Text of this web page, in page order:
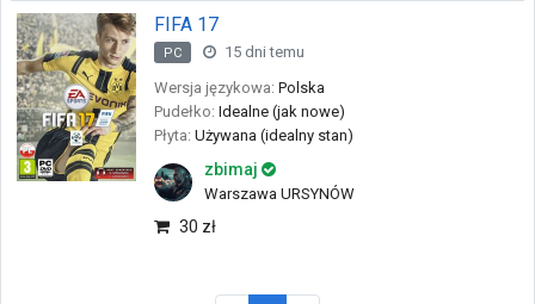
FIFA 17
PC
15 dni temu
Wersja językowa: Polska
Pudełko: Idealne (jak nowe)
Płyta: Używana (idealny stan)
zbimaj
Warszawa URSYNÓW
30 zł